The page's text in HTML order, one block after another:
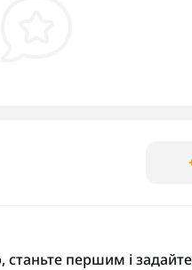
першим і